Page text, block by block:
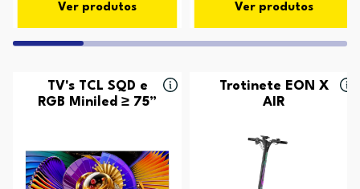
Ver produtos Ver produtos
TV's TCL SQD e
RGB Miniled ≥ 75”
Trotinete EON X
AIR